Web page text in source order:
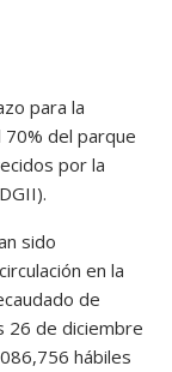
para la
del parque
por la
sido
en la
de
26 de diciembre
hábiles